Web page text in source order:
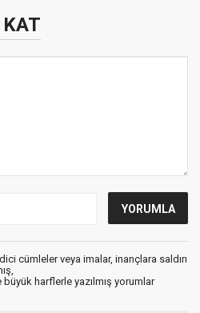
cümleler veya imalar, inançlara saldırı
harflerle yazılmış yorumlar